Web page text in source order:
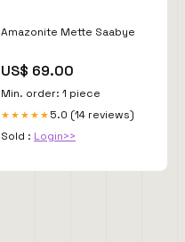
Amazonite Mette Saabye
US$ 69.00
Min. order: 1 piece
★★★★★ 5.0 (14 reviews)
Sold : Login>>